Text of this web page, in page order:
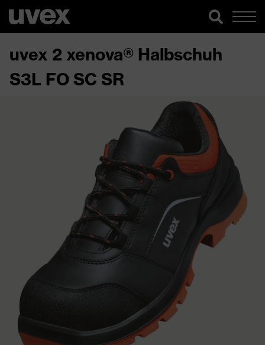
uvex 2 xenova® Halbschuh
S3L FO SC SR